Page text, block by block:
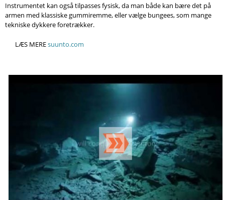
Instrumentet kan også tilpasses fysisk, da man både kan bære det på
armen med klassiske gummiremme, eller vælge bungees, som mange
tekniske dykkere foretrækker.
LÆS MEREsuunto.com